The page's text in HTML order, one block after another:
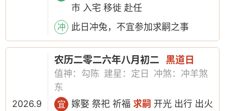
市 入宅 移徙 赴任
冲 此日冲兔，不宜参加求嗣之事
2026.9
农历二零二六年八月初二 黑道日
值神：勾陈 建星：定日
冲煞：冲羊煞
东
宜 嫁娶 祭祀 祈福求嗣 开光 出行 出火